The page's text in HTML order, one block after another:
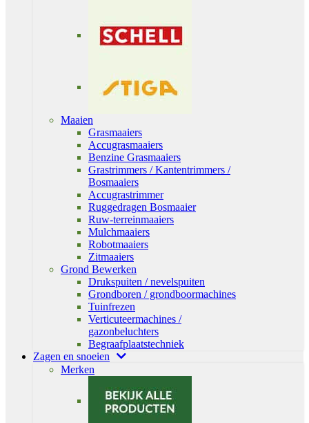
Maaien
Grasmaaiers
Accugrasmaaiers
Benzine Grasmaaiers
Grastrimmers / Kantentrimmers /
Bosmaaiers
Accugrastrimmer
Ruggedragen Bosmaaier
Ruw-terreinmaaiers
Mulchmaaiers
Robotmaaiers
Zitmaaiers
Grond Bewerken
Drukspuiten / nevelspuiten
Grondboren / grondboormachines
Tuinfrezen
Verticuteermachines /
gazonbeluchters
Begraafplaatstechniek
Zagen en snoeien
Merken